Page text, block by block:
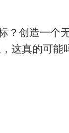
？创造一个
这真的可能